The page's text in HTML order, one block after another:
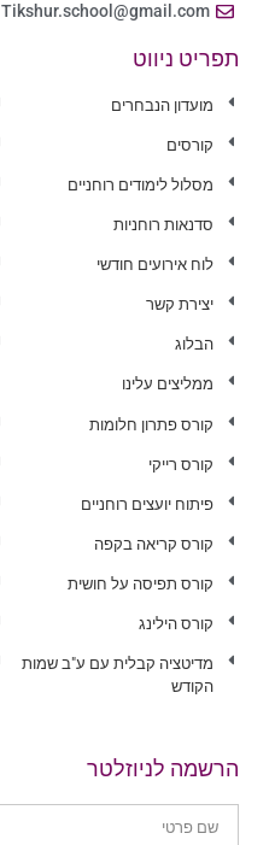
Tikshur.school@gmail.com
תפריט ניווט
מועדון הנבחרים
קורסים
מסלול לימודים רוחניים
סדנאות רוחניות
לוח אירועים חודשי
יצירת קשר
הבלוג
ממליצים עלינו
קורס פתרון חלומות
קורס רייקי
פיתוח יועצים רוחניים
קורס קריאה בקפה
קורס תפיסה על חושית
קורס הילינג
מדיטציה קבלית עם ע"ב שמות
הקודש
הרשמה לניוזלטר